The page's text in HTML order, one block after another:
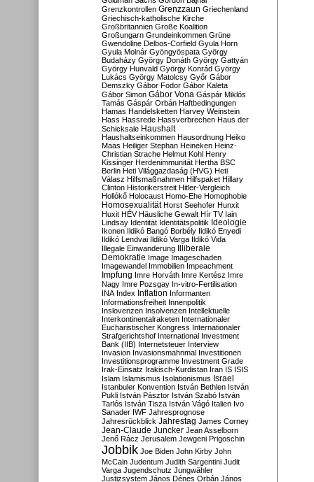
Grenzkontrollen Grenzzaun Griechenland
Griechisch-katholische Kirche
Großbritannien Große Koalition
Großungarn Grundeinkommen Grüne
Gwendoline Delbos-Corfield Gyula Horn
Gyula Molnár Gyöngyöspata György
Budaházy György Donáth György Gattyán
György Hunvald György Konrád György
Lukács György Matolcsy Győr Gábor
Demszky Gábor Fodor Gábor Kaleta
Gábor Simon Gábor Vona Gáspár Miklós
Tamás Gáspár Orbán Haftbedingungen
Hamas Handelsketten Harvey Weinstein
Hass Hassrede Hassverbrechen Haus der
Schicksale Haushalt
Haushaltseinkommen Hausordnung Heiko
Maas Heiliger Stephan Heineken Heinz-
Christian Strache Helmut Kohl Henry
Kissinger Herdenimmunität Hertha BSC
Berlin Heti Világgazdaság (HVG) Heti
Válasz Hilfsmaßnahmen Hilfspaket Hillary
Clinton Historikerstreit Hitler-Vergleich
Hollókő Holocaust Homo-Ehe Homophobie
Homosexualität Horst Seehofer Hunxit
Huxit HÉV Häusliche Gewalt Hír TV Iain
Lindsay Identität Identitätspolitik Ideologie
Ikonen Ildikó Bangó Borbély Ildikó Enyedi
Ildikó Lendvai Ildikó Varga Ildikó Vida
Illegale Einwanderung Illiberale
Demokratie Image Imageschaden
Imagewandel Immobilien Impeachment
Impfung Imre Horváth Imre Kertész Imre
Nagy Imre Pozsgay In-vitro-Fertilisation
INA Index Inflation Informanten
Informationsfreiheit Innenpolitik
Inslovenzen Insolvenzen Intellektuelle
Interkontinentalraketen Internationaler
Eucharistischer Kongress Internationaler
Strafgerichtshof International Investment
Bank (IIB) Internetsteuer Interview
Invasion Invasionsmahnmal Investitionen
Investitionsprogramme Investment Grade
Irak-Einsatz Irakisch-Kurdistan Iran IS ISIS
Islam Islamismus Isolationismus Israel
Istanbuler Konvention István Bethlen István
Pukli István Pásztor István Szabó István
Tarlós István Tisza István Vágó Italien Ivo
Sanader IWF Jahresprognose
Jahresrückblick Jahrestag James Corney
Jean-Claude Juncker Jean Asselborn
Jenő Rácz Jerusalem Jewgeni Prigoschin
Jobbik Joe Biden John Kirby John
McCain Judentum Judith Sargentini Judit
Varga Jugendschutz Jungwähler
Justizsystem János Dénes Orbán János